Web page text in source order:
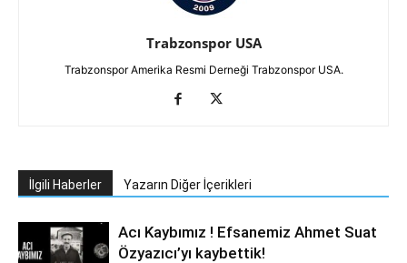
Trabzonspor USA
Trabzonspor Amerika Resmi Derneği Trabzonspor USA.
İlgili Haberler Yazarın Diğer İçerikleri
Acı Kaybımız ! Efsanemiz Ahmet Suat
Özyazıcı’yı kaybettik!